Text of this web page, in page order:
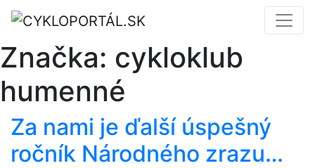
Značka: cykloklub
humenné
Za nami je ďalší úspešný
ročník Národného zrazu…